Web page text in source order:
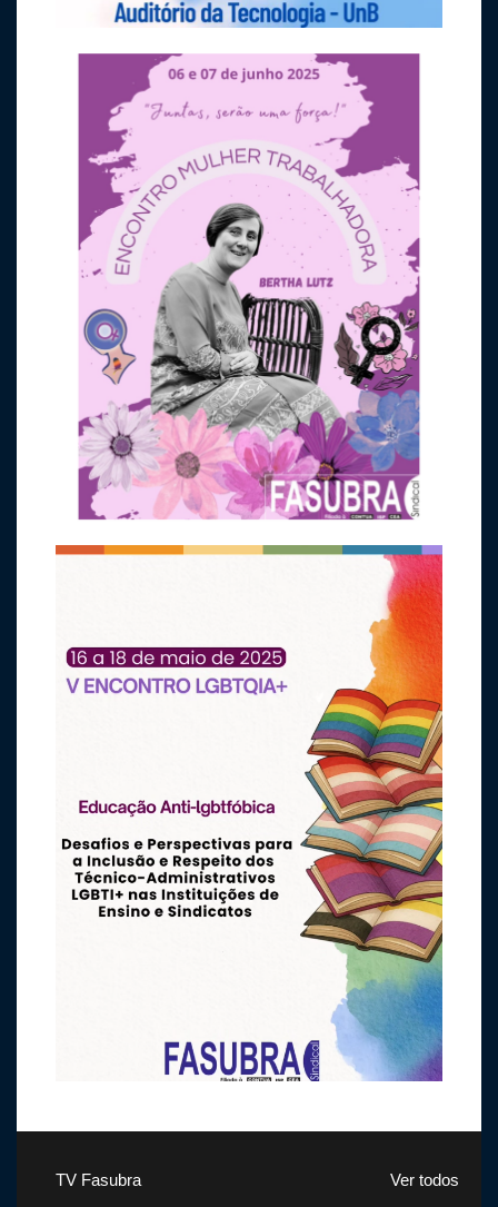
TV Fasubra Ver todos